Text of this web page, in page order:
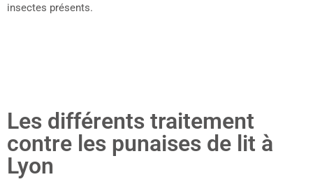
insectes présents.
Les différents traitement
contre les punaises de lit à
Lyon